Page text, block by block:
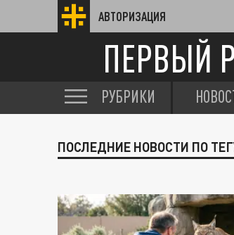
АВТОРИЗАЦИЯ
ПЕРВЫЙ
РУБРИКИ
ПОСЛЕДНИЕ НОВОСТИ ПО